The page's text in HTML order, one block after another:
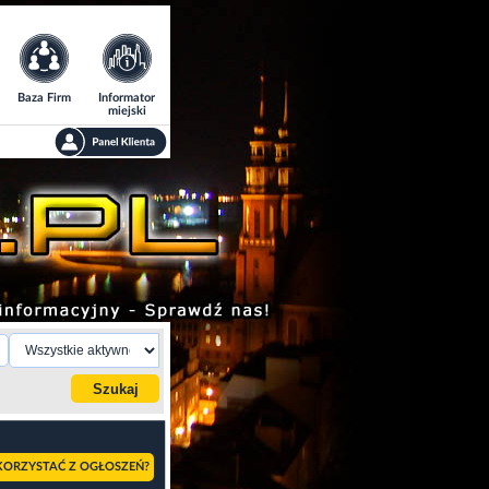
Baza Firm
Informator
miejski
Z OGŁOSZEŃ?